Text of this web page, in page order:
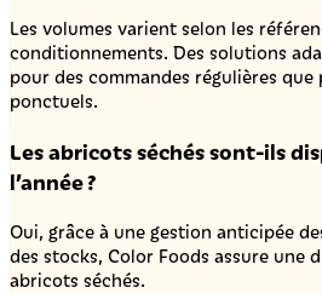
Les volumes varient selon les
conditionnements. Des solutions
pour des commandes régulières que
ponctuels.
Les abricots séchés sont-ils
l’année ?
Oui, grâce à une gestion anticipée
des stocks, Color Foods assure une
abricots séchés.